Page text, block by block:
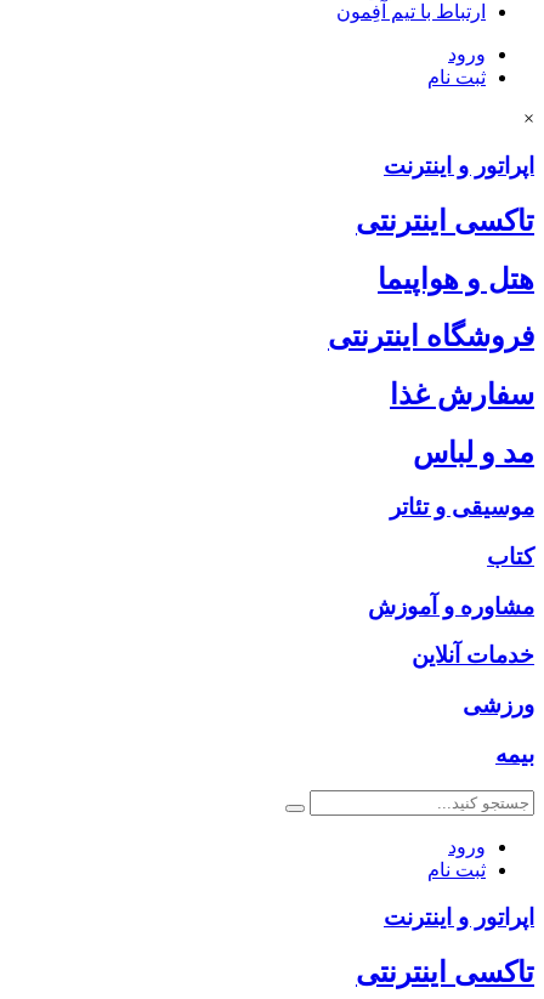
ارتباط با تیم آفِمون
ورود
ثبت نام
×
اپراتور و اینترنت
تاکسی اینترنتی
هتل و هواپیما
فروشگاه اینترنتی
سفارش غذا
مد و لباس
موسیقی و تئاتر
کتاب
مشاوره و آموزش
خدمات آنلاین
ورزشی
بیمه
ورود
ثبت نام
اپراتور و اینترنت
تاکسی اینترنتی